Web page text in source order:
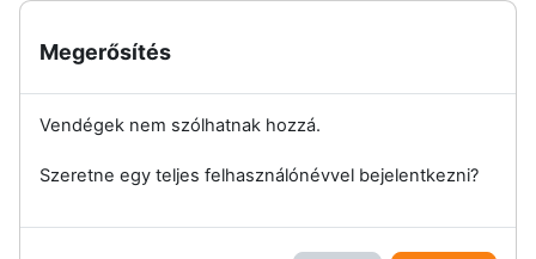
Megerősítés
Vendégek nem szólhatnak hozzá.
Szeretne egy teljes felhasználónévvel bejelentkezni?